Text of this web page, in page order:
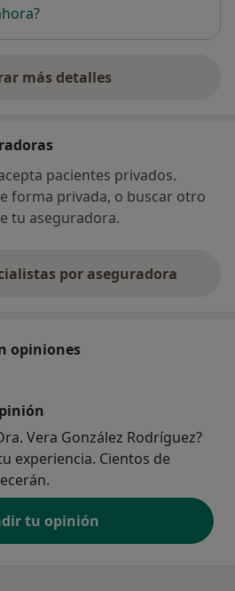
más detalles
sobre la dirección
pacientes privados.
forma privada, o buscar otro
tu aseguradora.
por aseguradora
opiniones
Vera González Rodríguez?
experiencia. Cientos de
tu opinión